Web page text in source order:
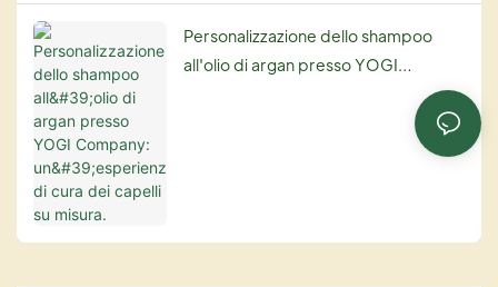
Personalizzazione dello shampoo
all'olio di argan presso YOGI
Company: un'esperienza di cura dei